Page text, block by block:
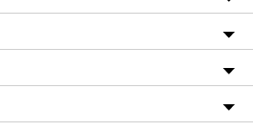
auf dlf.de
App